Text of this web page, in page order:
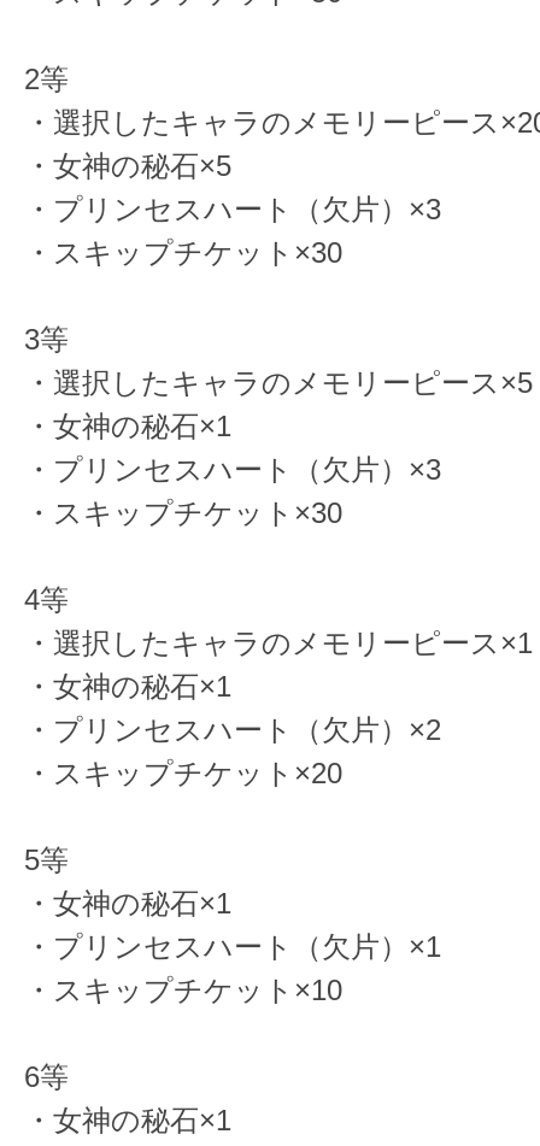
2等
・選択したキャラのメモリーピース
・女神の秘石×5
・プリンセスハート（欠片）×3
・スキップチケット×30
3等
・選択したキャラのメモリーピース×5
・女神の秘石×1
・プリンセスハート（欠片）×3
・スキップチケット×30
4等
・選択したキャラのメモリーピース×1
・女神の秘石×1
・プリンセスハート（欠片）×2
・スキップチケット×20
5等
・女神の秘石×1
・プリンセスハート（欠片）×1
・スキップチケット×10
6等
・女神の秘石×1